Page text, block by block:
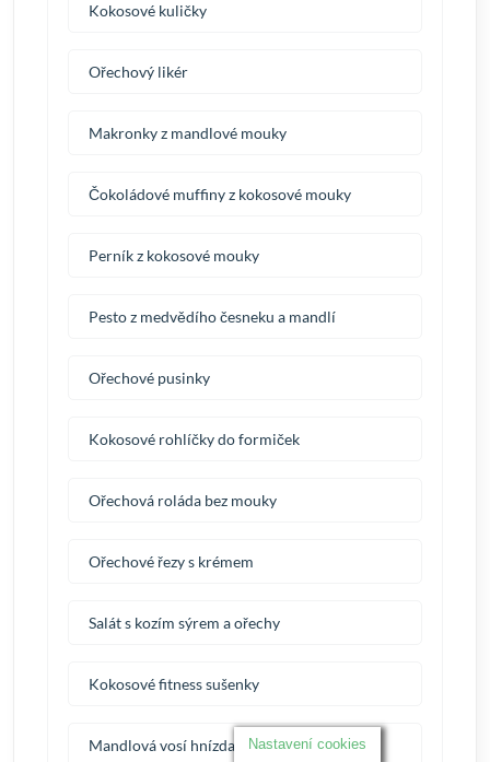
Kokosové kuličky
Ořechový likér
Makronky z mandlové mouky
Čokoládové muffiny z kokosové mouky
Perník z kokosové mouky
Pesto z medvědího česneku a mandlí
Ořechové pusinky
Kokosové rohlíčky do formiček
Ořechová roláda bez mouky
Ořechové řezy s krémem
Salát s kozím sýrem a ořechy
Kokosové fitness sušenky
Mandlová vosí hnízda Nastavení cookies